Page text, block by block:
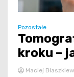
Pozostałe
kroku –
Maciej